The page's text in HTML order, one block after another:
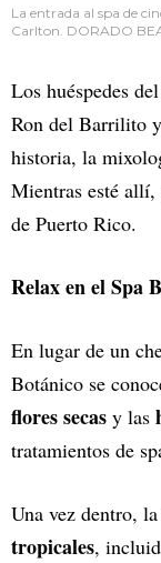
La entrada al spa de
Carlton. DORADO
Los huéspedes
Ron del Barrilito
historia, la
Mientras esté
de Puerto Rico.
Relax en el Spa
En lugar de un
Botánico se
flores secas y las
tratamientos de
Una vez dentro,
tropicales,